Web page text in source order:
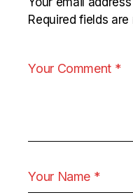
Required fields are